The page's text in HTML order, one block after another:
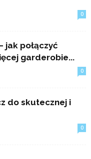
0
jak połączyć
garderobie...
0
do skutecznej i
0